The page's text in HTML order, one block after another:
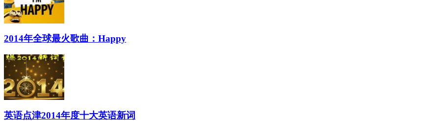
2014年全球最火歌曲：Happy
英语点津2014年度十大英语新词